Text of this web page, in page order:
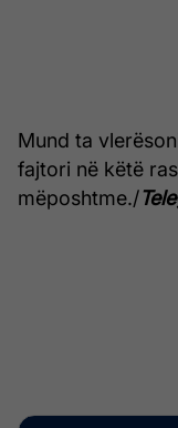
Mund ta
fajtori në këtë
mëposhtme./